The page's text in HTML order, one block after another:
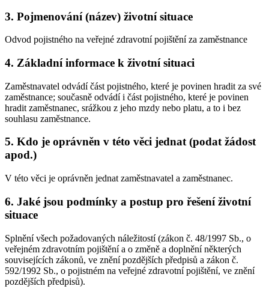
3. Pojmenování (název) životní situace
Odvod pojistného na veřejné zdravotní pojištění za zaměstnance
4. Základní informace k životní situaci
Zaměstnavatel odvádí část pojistného, které je povinen hradit za své
zaměstnance; současně odvádí i část pojistného, které je povinen
hradit zaměstnanec, srážkou z jeho mzdy nebo platu, a to i bez
souhlasu zaměstnance.
5. Kdo je oprávněn v této věci jednat (podat žádost
apod.)
V této věci je oprávněn jednat zaměstnavatel a zaměstnanec.
6. Jaké jsou podmínky a postup pro řešení životní
situace
Splnění všech požadovaných náležitostí (zákon č. 48/1997 Sb., o
veřejném zdravotním pojištění a o změně a doplnění některých
souvisejících zákonů, ve znění pozdějších předpisů a zákon č.
592/1992 Sb., o pojistném na veřejné zdravotní pojištění, ve znění
pozdějších předpisů).